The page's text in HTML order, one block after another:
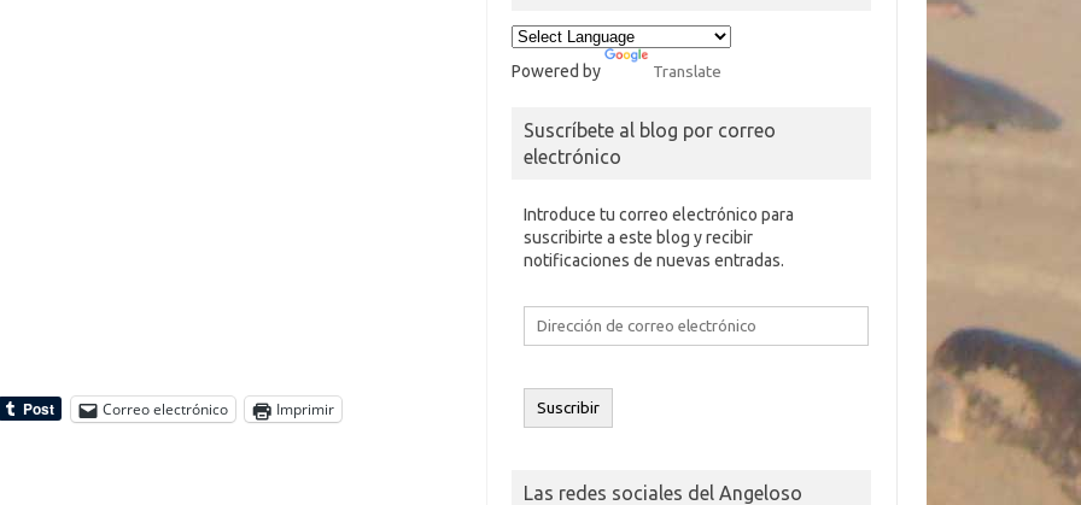
Correo electrónico Imprimir
Powered by Translate
Suscríbete al blog por correo
electrónico
Introduce tu correo electrónico para
suscribirte a este blog y recibir
notificaciones de nuevas entradas.
Dirección
electrónico
Suscribir
Las redes sociales del Angeloso